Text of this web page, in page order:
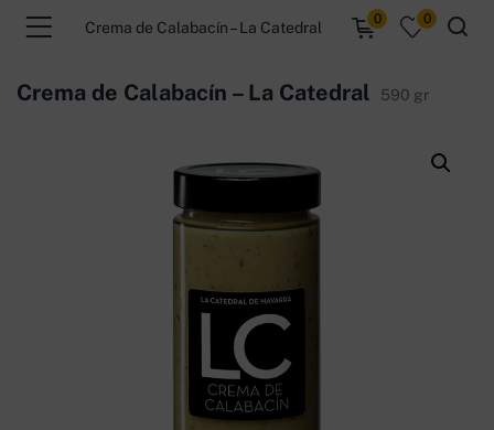
Crema de Calabacín – La Catedral
0 0
Crema de Calabacín – La Catedral 590 gr